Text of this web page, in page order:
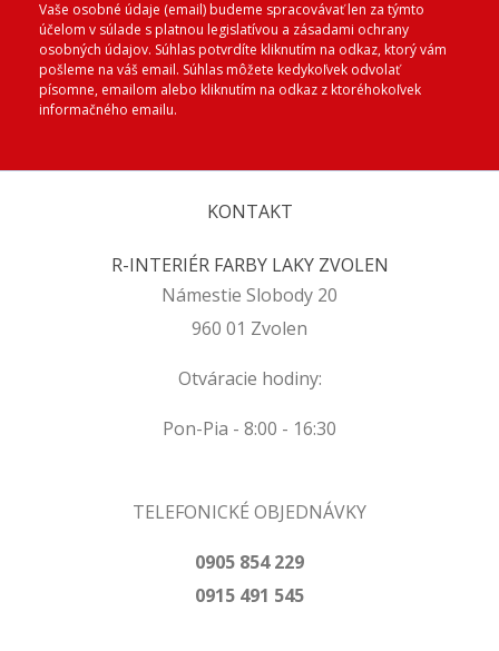
Vaše osobné údaje (email) budeme spracovávať len za týmto
účelom v súlade s platnou legislatívou a zásadami ochrany
osobných údajov. Súhlas potvrdíte kliknutím na odkaz, ktorý vám
pošleme na váš email. Súhlas môžete kedykoľvek odvolať
písomne, emailom alebo kliknutím na odkaz z ktoréhokoľvek
informačného emailu.
KONTAKT
R-INTERIÉR FARBY LAKY ZVOLEN
Námestie Slobody 20
960 01 Zvolen
Otváracie hodiny:
Pon-Pia - 8:00 - 16:30
TELEFONICKÉ OBJEDNÁVKY
0905 854 229
0915 491 545